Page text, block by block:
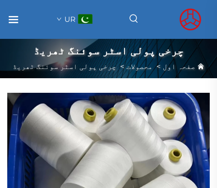
UR
چرخی پولی اسٹر سوئنگ ٹھریڈ
صفحہ اول > محصولات>چرخی پولی اسٹر سوئنگ ٹھریڈ